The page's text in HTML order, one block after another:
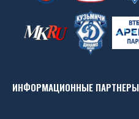
ИНФОРМАЦИОННЫЕ ПАРТНЕРЫ